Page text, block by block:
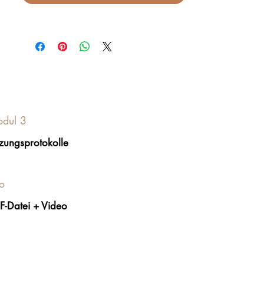
Behandlungen durch Stimulierung der
🔊 Trägerradiofrequenz
und reduziert Rötungen für eine ruhige
und angenehme Haut.
🛏 Drucktherapie
3
Datei + Video